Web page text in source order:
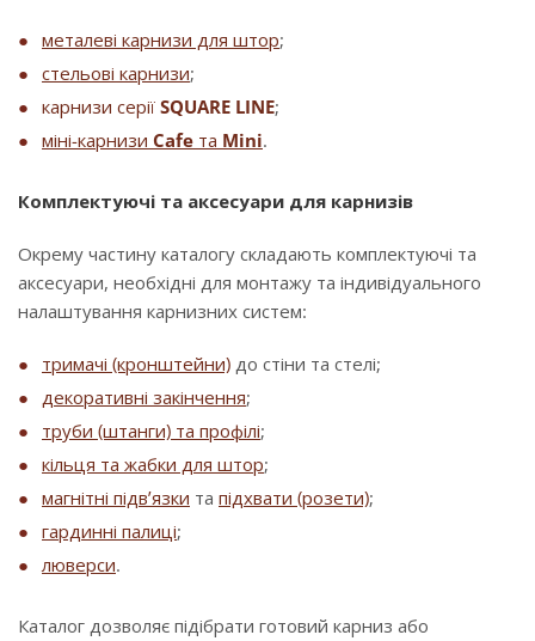
металеві карнизи для штор;
стельові карнизи;
карнизи серії SQUARE LINE;
міні-карнизи Cafe та Mini.
Комплектуючі та аксесуари для карнизів
Окрему частину каталогу складають комплектуючі та
аксесуари, необхідні для монтажу та індивідуального
налаштування карнизних систем:
тримачі (кронштейни) до стіни та стелі;
декоративні закінчення;
труби (штанги) та профілі;
кільця та жабки для штор;
магнітні підв’язки та підхвати (розети);
гардинні палиці;
люверси.
Каталог дозволяє підібрати готовий карниз або